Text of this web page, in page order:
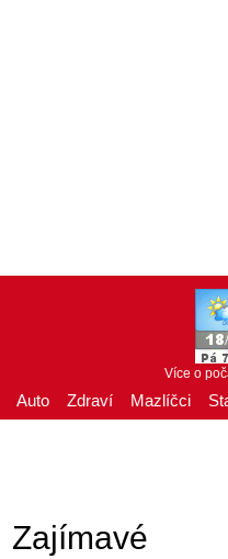
Více o
Auto Zdraví Mazlíčci
Zajímavé